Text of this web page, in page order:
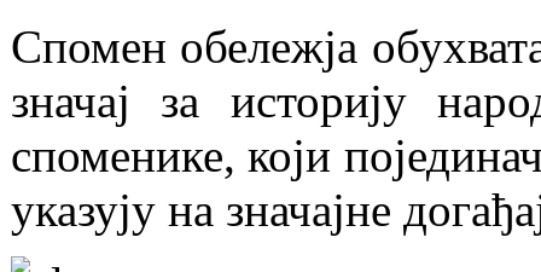
Спомен обележја
значај за историју
споменике, који
указују на значајне